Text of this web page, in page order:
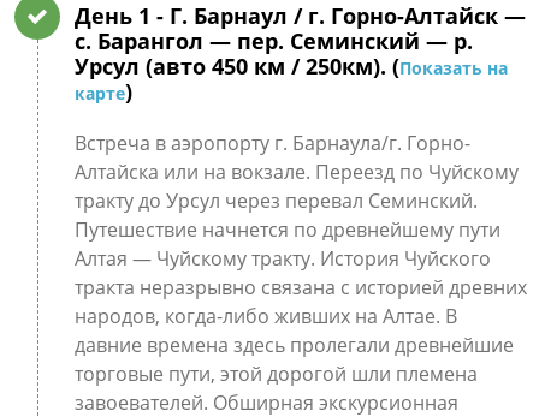
День 1 - Г. Барнаул / г. Горно-Алтайск —
с. Барангол — пер. Семинский — р.
Урсул (авто 450 км / 250км). (Показать на
карте)
Встреча в аэропорту г. Барнаула/г. Горно-
Алтайска или на вокзале. Переезд по Чуйскому
тракту до Урсул через перевал Семинский.
Путешествие начнется по древнейшему пути
Алтая — Чуйскому тракту. История Чуйского
тракта неразрывно связана с историей древних
народов, когда-либо живших на Алтае. В
давние времена здесь пролегали древнейшие
торговые пути, этой дорогой шли племена
завоевателей. Обширная экскурсионная